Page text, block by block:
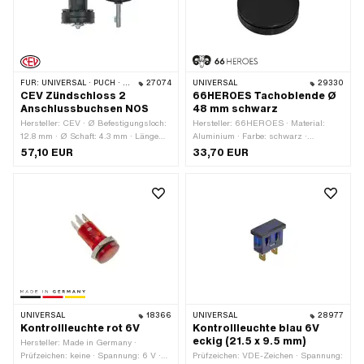
FÜR: UNIVERSAL · PUCH · SACHS · PONY / CILO (BETA 521 & 512) 27074
CEV Zündschloss 2
Anschlussbuchsen NOS
Hersteller: CEV · Ø Befestigungsloch:
12.8 mm · Ø Schaft: 4.3 mm · Länge
Schaft: 22 mm
57,10 EUR
UNIVERSAL 29330
66HEROES Tachoblende Ø
48 mm schwarz
Hersteller: 66HEROES · Material:
Aluminium · Farbe: schwarz ·
Oberfläche: eloxiert · Ø
Befestigungsloch: 48 mm
33,70 EUR
UNIVERSAL 18366
Kontrollleuchte rot 6V
Hersteller: Made in Germany ·
Prüfzeichen: keine · Spannung: 6 V ·
UNIVERSAL 28977
Kontrollleuchte blau 6V
eckig (21.5 x 9.5 mm)
Prüfzeichen: VDE-Zeichen · Spannung: